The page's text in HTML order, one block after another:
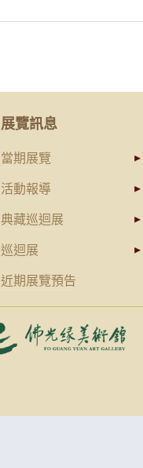
展覽訊息
當期展覽
活動報導
典藏巡迴展
巡迴展
近期展覽預告